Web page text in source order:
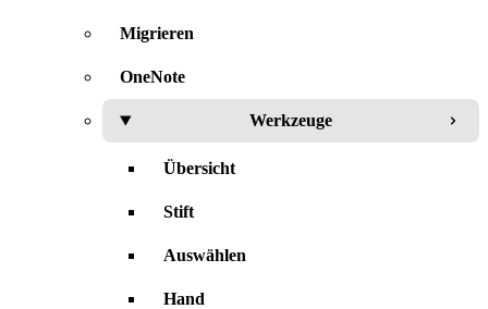
Migrieren
OneNote
Werkzeuge
Übersicht
Stift
Auswählen
Hand